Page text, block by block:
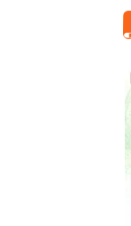
ข้ามไปยังเนื้อหาหลัก